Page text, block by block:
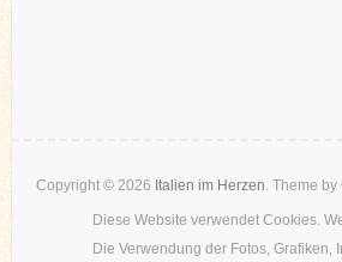
Copyright © 2026 Italien im Herzen. Theme by
Diese Website verwendet Cookies.
Die Verwendung der Fotos,